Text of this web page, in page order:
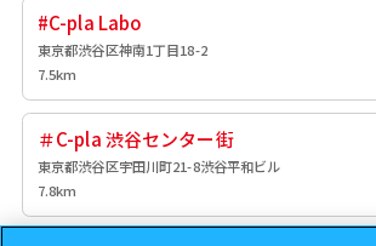
#C-pla Labo
東京都渋谷区神南1丁目18-2
7.5km
＃C-pla 渋谷センター街
東京都渋谷区宇田川町21-8渋谷平和ビル
7.8km